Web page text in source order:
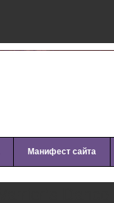
Манифест сайта